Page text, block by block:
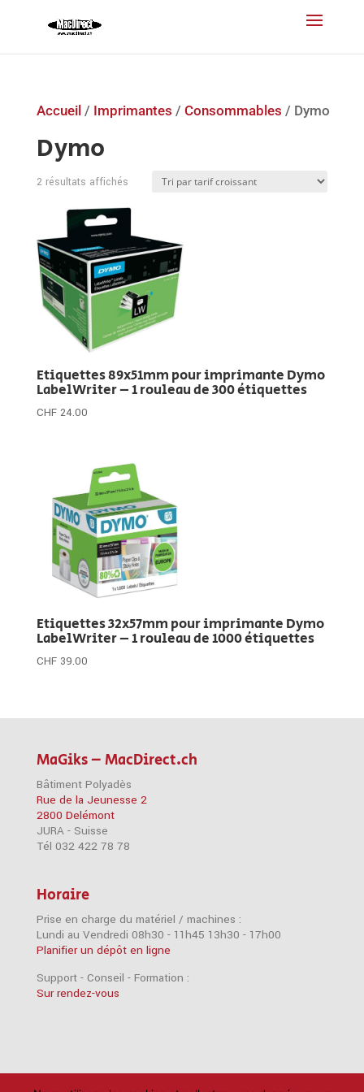
Accueil / Imprimantes / Consommables / Dymo
Dymo
2 résultats affichésTrié
par
croissant
Etiquettes 89x51mm pour imprimante Dymo
LabelWriter – 1 rouleau de 300 étiquettes
CHF 24.00
Etiquettes 32x57mm pour imprimante Dymo
LabelWriter – 1 rouleau de 1000 étiquettes
CHF 39.00
MaGiks – MacDirect.ch
Bâtiment Polyadès
Rue de la Jeunesse 2
2800 Delémont
JURA - Suisse
Tél 032 422 78 78
Horaire
Prise en charge du matériel / machines :
Lundi au Vendredi 08h30 - 11h45 13h30 - 17h00
Planifier un dépôt en ligne
Support - Conseil - Formation :
Sur rendez-vous